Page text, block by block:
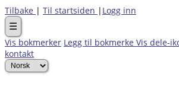
Tilbake | Til startsiden | Logg inn
☰
Vis bokmerker Legg til bokmerke Vis dele-
kontakt